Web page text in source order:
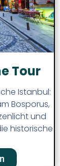
Tour
Istanbul:
Bosporus,
und
historische